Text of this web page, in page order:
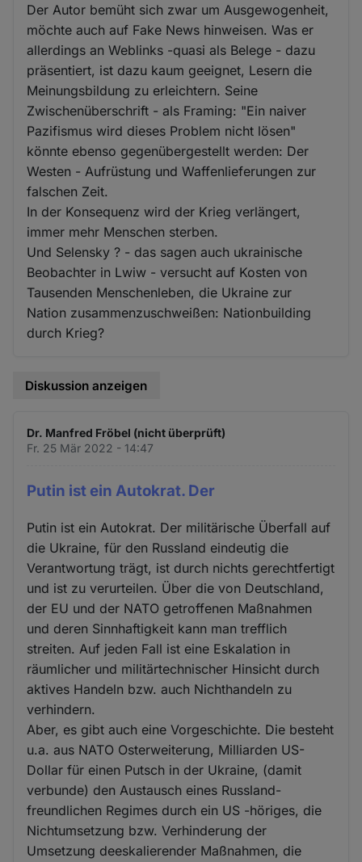
Der Autor bemüht sich zwar um Ausgewogenheit,
möchte auch auf Fake News hinweisen. Was er
allerdings an Weblinks -quasi als Belege - dazu
präsentiert, ist dazu kaum geeignet, Lesern die
Meinungsbildung zu erleichtern. Seine
Zwischenüberschrift - als Framing: "Ein naiver
Pazifismus wird dieses Problem nicht lösen"
könnte ebenso gegenübergestellt werden: Der
Westen - Aufrüstung und Waffenlieferungen zur
falschen Zeit.
In der Konsequenz wird der Krieg verlängert,
immer mehr Menschen sterben.
Und Selensky ? - das sagen auch ukrainische
Beobachter in Lwiw - versucht auf Kosten von
Tausenden Menschenleben, die Ukraine zur
Nation zusammenzuschweißen: Nationbuilding
durch Krieg?
Diskussion anzeigen
Dr. Manfred Fröbel (nicht überprüft)
Fr. 25 Mär 2022 - 14:47
Putin ist ein Autokrat. Der
Putin ist ein Autokrat. Der militärische Überfall auf
die Ukraine, für den Russland eindeutig die
Verantwortung trägt, ist durch nichts gerechtfertigt
und ist zu verurteilen. Über die von Deutschland,
der EU und der NATO getroffenen Maßnahmen
und deren Sinnhaftigkeit kann man trefflich
streiten. Auf jeden Fall ist eine Eskalation in
räumlicher und militärtechnischer Hinsicht durch
aktives Handeln bzw. auch Nichthandeln zu
verhindern.
Aber, es gibt auch eine Vorgeschichte. Die besteht
u.a. aus NATO Osterweiterung, Milliarden US-
Dollar für einen Putsch in der Ukraine, (damit
verbunde) den Austausch eines Russland-
freundlichen Regimes durch ein US -höriges, die
Nichtumsetzung bzw. Verhinderung der
Umsetzung deeskalierender Maßnahmen, die